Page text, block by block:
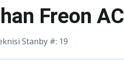
Freon AC
Stanby #: 19